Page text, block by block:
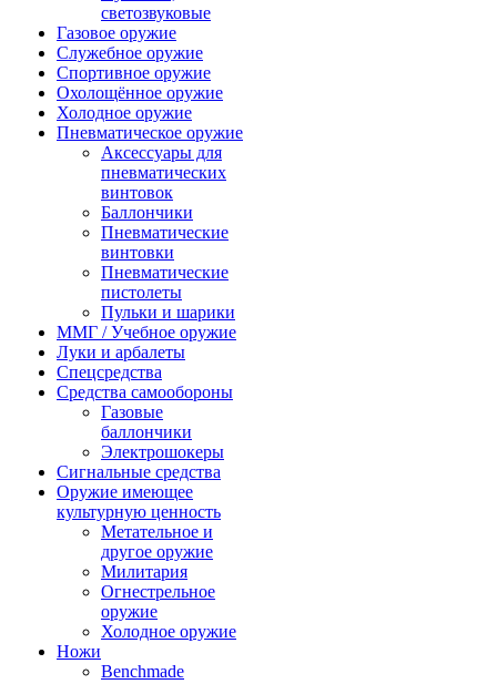
светозвуковые
Газовое оружие
Служебное оружие
Спортивное оружие
Охолощённое оружие
Холодное оружие
Пневматическое оружие
Аксессуары для
пневматических
винтовок
Баллончики
Пневматические
винтовки
Пневматические
пистолеты
Пульки и шарики
ММГ / Учебное оружие
Луки и арбалеты
Спецсредства
Средства самообороны
Газовые
баллончики
Электрошокеры
Сигнальные средства
Оружие имеющее
культурную ценность
Метательное и
другое оружие
Милитария
Огнестрельное
оружие
Холодное оружие
Ножи
Benchmade